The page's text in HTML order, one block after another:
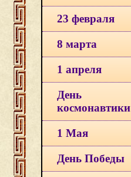
23 февраля
8 марта
1 апреля
День
космонавтики
1 Мая
День Победы